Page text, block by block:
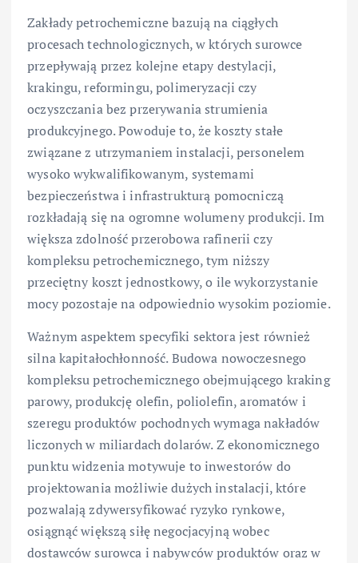
Zakłady petrochemiczne bazują na ciągłych
procesach technologicznych, w których surowce
przepływają przez kolejne etapy destylacji,
krakingu, reformingu, polimeryzacji czy
oczyszczania bez przerywania strumienia
produkcyjnego. Powoduje to, że koszty stałe
związane z utrzymaniem instalacji, personelem
wysoko wykwalifikowanym, systemami
bezpieczeństwa i infrastrukturą pomocniczą
rozkładają się na ogromne wolumeny produkcji. Im
większa zdolność przerobowa rafinerii czy
kompleksu petrochemicznego, tym niższy
przeciętny koszt jednostkowy, o ile wykorzystanie
mocy pozostaje na odpowiednio wysokim poziomie.
Ważnym aspektem specyfiki sektora jest również
silna kapitałochłonność. Budowa nowoczesnego
kompleksu petrochemicznego obejmującego kraking
parowy, produkcję olefin, poliolefin, aromatów i
szeregu produktów pochodnych wymaga nakładów
liczonych w miliardach dolarów. Z ekonomicznego
punktu widzenia motywuje to inwestorów do
projektowania możliwie dużych instalacji, które
pozwalają zdywersyfikować ryzyko rynkowe,
osiągnąć większą siłę negocjacyjną wobec
dostawców surowca i nabywców produktów oraz w